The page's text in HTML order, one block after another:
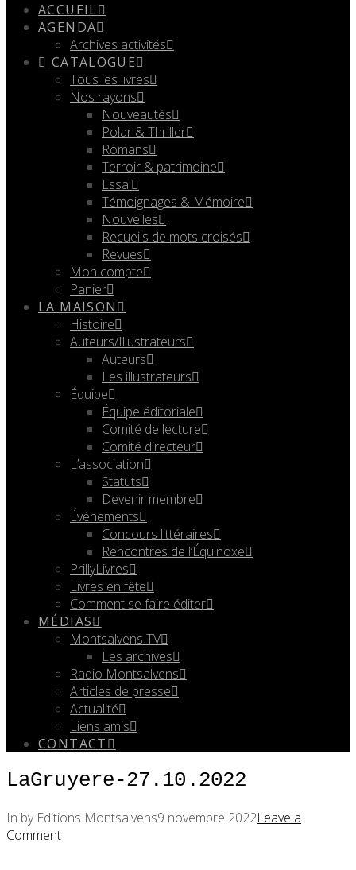
ACCUEIL
AGENDA
Archives activités
CATALOGUE
Tous les livres
Nos rayons
Nouveautés
Polar & Thriller
Romans
Terroir & patrimoine
Essai
Témoignages & Mémoire
Nouvelles
Recueils de mots croisés
Revues
Mon compte
Panier
LA MAISON
Histoire
Auteurs/Illustrateurs
Auteurs
Les illustrateurs
Équipe
Équipe éditoriale
Comité de lecture
Comité directeur
L’association
Statuts
Devenir membre
Événements
Concours littéraires
Rencontres de l’Équinoxe
PrillyLivres
Livres en fête
Comment se faire éditer
MÉDIAS
Montsalvens TV
Les archives
Radio Montsalvens
Articles de presse
Actualité
Liens amis
CONTACT
LaGruyere-27.10.2022
In by Editions Montsalvens9 novembre 2022Leave a
Comment